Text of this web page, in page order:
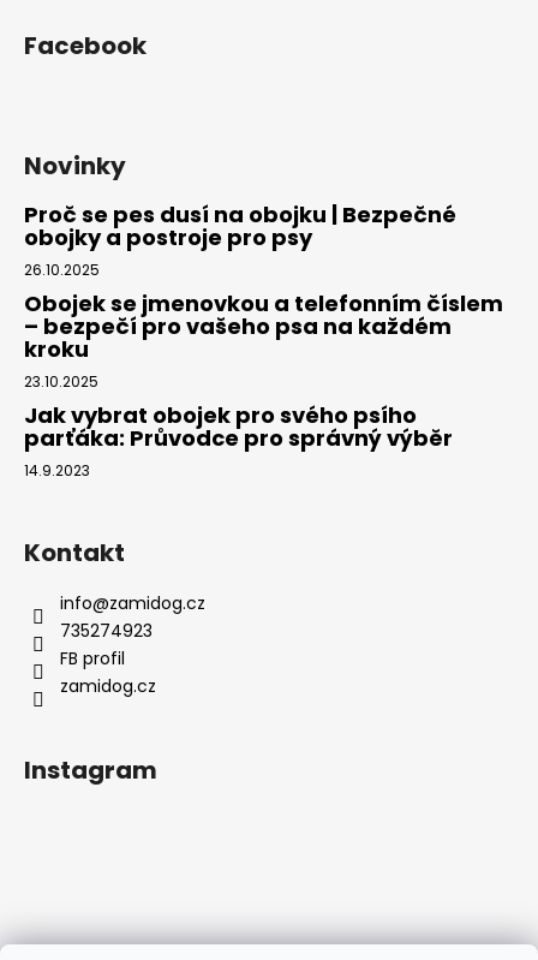
Facebook
Novinky
Proč se pes dusí na obojku | Bezpečné
obojky a postroje pro psy
26.10.2025
Obojek se jmenovkou a telefonním číslem
– bezpečí pro vašeho psa na každém
kroku
23.10.2025
Jak vybrat obojek pro svého psího
parťáka: Průvodce pro správný výběr
14.9.2023
Kontakt
info@zamidog.cz
735274923
FB profil
zamidog.cz
Instagram